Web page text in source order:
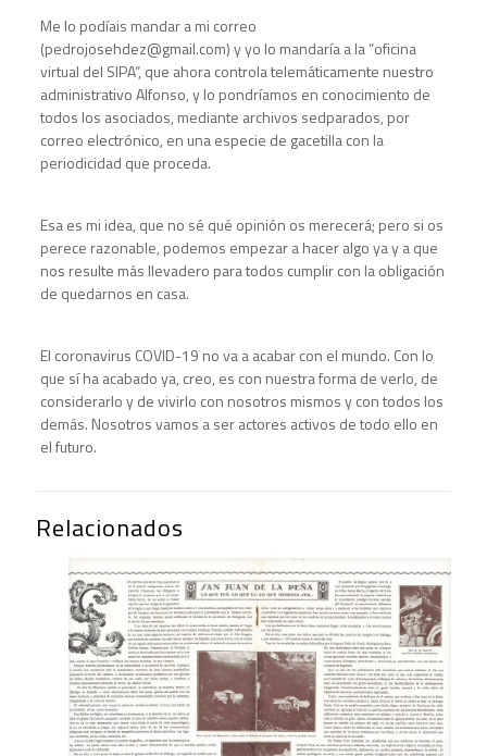
Me lo podíais mandar a mi correo
(pedrojosehdez@gmail.com) y yo lo mandaría a la ”oficina
virtual del SIPA”, que ahora controla telemáticamente nuestro
administrativo Alfonso, y lo pondríamos en conocimiento de
todos los asociados, mediante archivos sedparados, por
correo electrónico, en una especie de gacetilla con la
periodicidad que proceda.
Esa es mi idea, que no sé qué opinión os merecerá; pero si os
perece razonable, podemos empezar a hacer algo ya y a que
nos resulte más llevadero para todos cumplir con la obligación
de quedarnos en casa.
El coronavirus COVID-19 no va a acabar con el mundo. Con lo
que sí ha acabado ya, creo, es con nuestra forma de verlo, de
considerarlo y de vivirlo con nosotros mismos y con todos los
demás. Nosotros vamos a ser actores activos de todo ello en
el futuro.
Relacionados